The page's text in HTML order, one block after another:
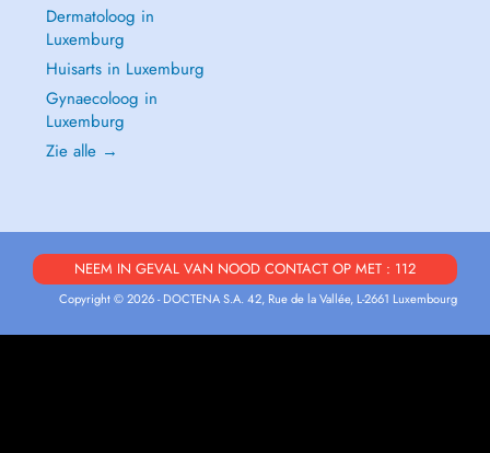
Dermatoloog in
Luxemburg
Huisarts in Luxemburg
Gynaecoloog in
Luxemburg
Zie alle →
NEEM IN GEVAL VAN NOOD CONTACT OP MET : 112
Copyright © 2026 - DOCTENA S.A. 42, Rue de la Vallée, L-2661 Luxembourg